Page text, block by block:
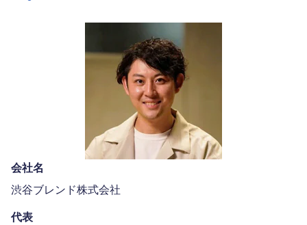
会社名
渋谷ブレンド株式会社
代表